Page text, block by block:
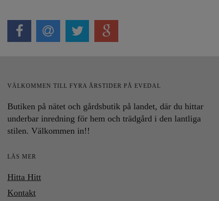
VÄLKOMMEN TILL FYRA ÅRSTIDER PÅ EVEDAL
Butiken på nätet och gårdsbutik på landet, där du hittar
underbar inredning för hem och trädgård i den lantliga
stilen. Välkommen in!!
LÄS MER
Hitta Hitt
Kontakt